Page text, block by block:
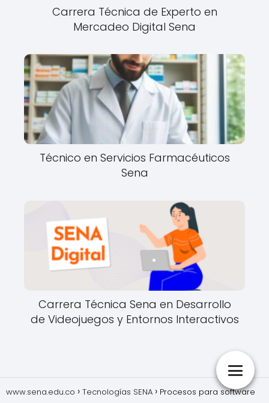
Carrera Técnica de Experto en
Mercadeo Digital Sena
Técnico en Servicios Farmacéuticos
Sena
Carrera Técnica Sena en Desarrollo
de Videojuegos y Entornos Interactivos
www.sena.edu.co Tecnologías SENA
Procesos para software